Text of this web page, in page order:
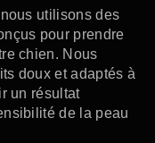
utilisons des
pour prendre
chien. Nous
doux et adaptés à
un résultat
de la peau